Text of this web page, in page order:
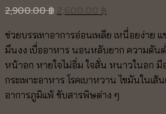
2,900.00฿
was:
2,900.00 ฿.
price
is:
2,600.00 ฿.
ช่วยบรรเทาอาการอ่อนเพลีย เหนื่อยง่าย
มึนงง เบื่ออาหาร นอนหลับยาก ความดั
หน้าอก หายใจไม่อิ่ม ใจสั่น หนาวในอก มื
กระเพาะอาหาร โรคเบาหวาน ไขมันในเส้
อาการภูมิแพ้ ขับสารพิษต่าง ๆ